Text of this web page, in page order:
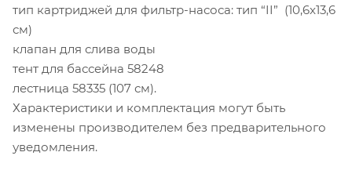
тип картриджей для фильтр-насоса: тип “II” (10,6x13,6
см)
клапан для слива воды
тент для бассейна 58248
лестница 58335 (107 см).
Характеристики и комплектация могут быть
изменены производителем без предварительного
уведомления.